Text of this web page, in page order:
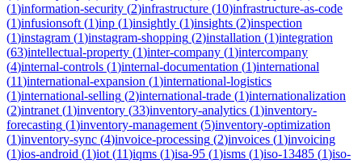
(1)information-security (2)infrastructure (10)infrastructure-as-code
(1)infusionsoft (1)inp (1)insightly (1)insights (2)inspection
(1)instagram (1)instagram-shopping (2)installation (1)integration
(63)intellectual-property (1)inter-company (1)intercompany
(4)internal-controls (1)internal-documentation (1)international
(11)international-expansion (1)international-logistics
(1)international-selling (2)international-trade (1)internationalization
(2)intranet (1)inventory (33)inventory-analytics (1)inventory-
forecasting (1)inventory-management (5)inventory-optimization
(1)inventory-sync (4)invoice-processing (2)invoices (1)invoicing
(1)ios-android (1)iot (11)iqms (1)isa-95 (1)isms (1)iso-13485 (1)iso-